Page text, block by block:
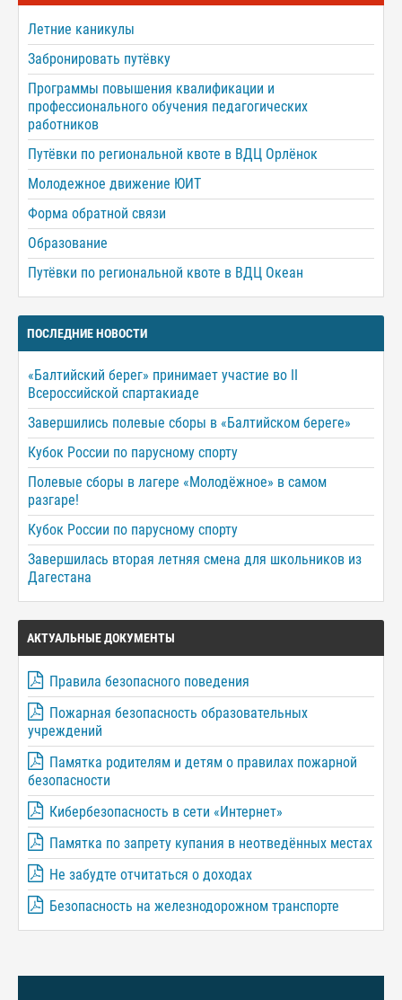
Летние каникулы
Забронировать путёвку
Программы повышения квалификации и
профессионального обучения педагогических
работников
Путёвки по региональной квоте в ВДЦ Орлёнок
Молодежное движение ЮИТ
Форма обратной связи
Образование
Путёвки по региональной квоте в ВДЦ Океан
ПОСЛЕДНИЕ НОВОСТИ
«Балтийский берег» принимает участие во II
Всероссийской спартакиаде
Завершились полевые сборы в «Балтийском береге»
Кубок России по парусному спорту
Полевые сборы в лагере «Молодёжное» в самом
разгаре!
Кубок России по парусному спорту
Завершилась вторая летняя смена для школьников из
Дагестана
АКТУАЛЬНЫЕ ДОКУМЕНТЫ
Правила безопасного поведения
Пожарная безопасность образовательных
учреждений
Памятка родителям и детям о правилах пожарной
безопасности
Кибербезопасность в сети «Интернет»
Памятка по запрету купания в неотведённых местах
Не забудте отчитаться о доходах
Безопасность на железнодорожном транспорте